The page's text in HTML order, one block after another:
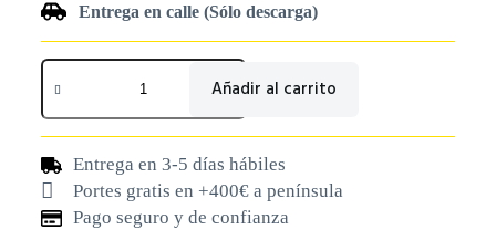
Entrega en calle (Sólo descarga)
Añadir al carrito
Entrega en 3-5 días hábiles
Portes gratis en +400€ a península
Pago seguro y de confianza